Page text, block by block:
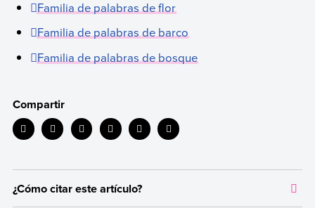
Familia de palabras de flor
Familia de palabras de barco
Familia de palabras de bosque
Compartir
¿Cómo citar este artículo?